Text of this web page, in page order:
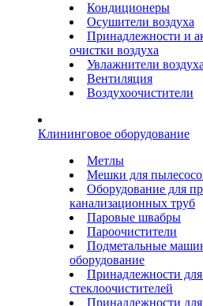
Кондиционеры
Осушители воздуха
Принадлежности и
очистки воздуха
Увлажнители воздуха
Вентиляция
Воздухоочистители
Клининговое оборудование
Метлы
Мешки для
Оборудование для
канализационных труб
Паровые швабры
Пароочистители
Подметальные
оборудование
Принадлежности
стеклоочистителей
Принадлежности